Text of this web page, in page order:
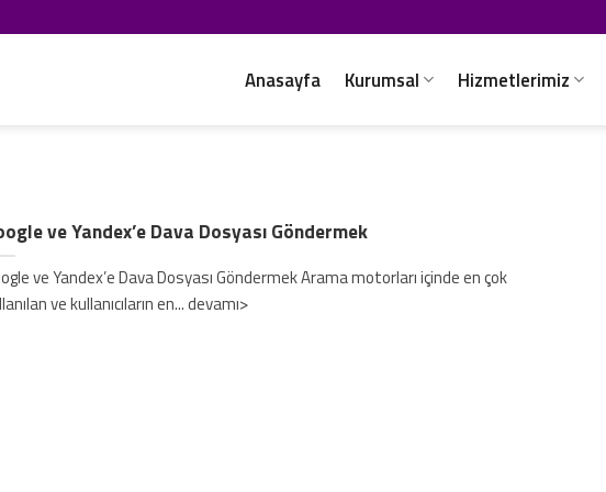
Anasayfa Kurumsal Hizmetlerimiz
ve Yandex’e Dava Dosyası Göndermek
ve Yandex’e Dava Dosyası Göndermek Arama motorları içinde en çok
ve kullanıcıların en... devamı>